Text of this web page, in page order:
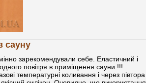
сауну
зарекомендували себе. Еластичний і
повітря в приміщення сауни.!!!
температурні коливання і через півтора